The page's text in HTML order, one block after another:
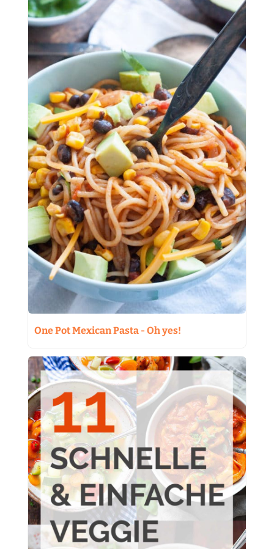
One Pot Mexican Pasta - Oh yes!